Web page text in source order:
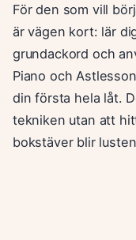
För den som vill
är vägen kort: lär
grundackord och
Piano och
din första hela låt.
tekniken utan att
bokstäver blir